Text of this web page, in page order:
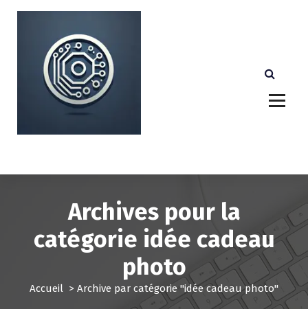
e
Archives pour la
catégorie idée cadeau
photo
Accueil > Archive par catégorie "idée cadeau photo"